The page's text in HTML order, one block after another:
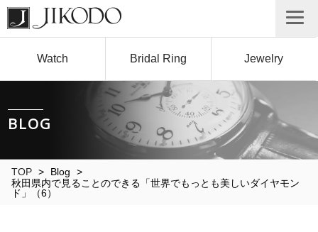
Watch Bridal Ring Jewelry
BLOG
TOP > Blog
>
秋田県内で見ることのできる「世界でもっとも美しいダイヤモン
ド」（6）